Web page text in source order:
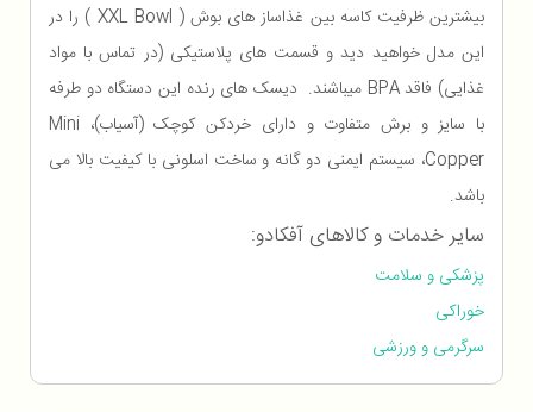
بیشترین ظرفیت کاسه بین غذاساز های بوش ( XXL Bowl ) را در
این مدل خواهید دید و قسمت های پلاستیکی (در تماس با مواد
غذایی) فاقد BPA میباشند. دیسک های رنده این دستگاه دو طرفه
با سایز و برش متفاوت و دارای خردکن کوچک (آسیاب)، Mini
Copper، سیستم ایمنی دو گانه و ساخت اسلونی با کیفیت بالا می
باشد.
سایر خدمات و کالاهای آفکادو:
پزشکی و سلامت
خوراکی
سرگرمی و ورزشی